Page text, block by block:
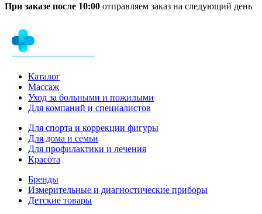
При заказе после 10:00 отправляем заказ на следующий день
Каталог
Массаж
Уход за больными и пожилыми
Для компаний и специалистов
Для спорта и коррекции фигуры
Для дома и семьи
Для профилактики и лечения
Красота
Бренды
Измерительные и диагностические приборы
Детские товары